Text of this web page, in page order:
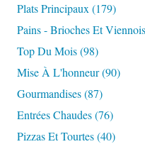
Plats Principaux (179)
Pains - Brioches Et
Top Du Mois(98)
Mise À L'honneur(90)
Gourmandises(87)
Entrées Chaudes(76)
Pizzas Et Tourtes(40)